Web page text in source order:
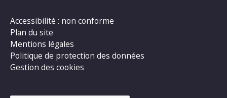
Accessibilité : non conforme
Plan du site
Mentions légales
Politique de protection des données
Gestion des cookies